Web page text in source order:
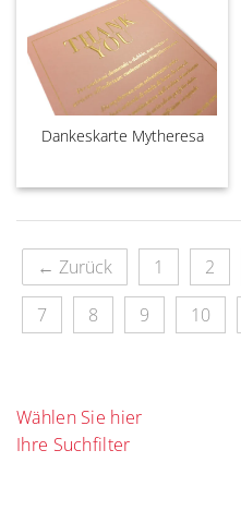
Wählen Sie hier
Ihre Suchfilter
Dankeskarte Mytheresa
← Zurück 1 2
7
8 9 10